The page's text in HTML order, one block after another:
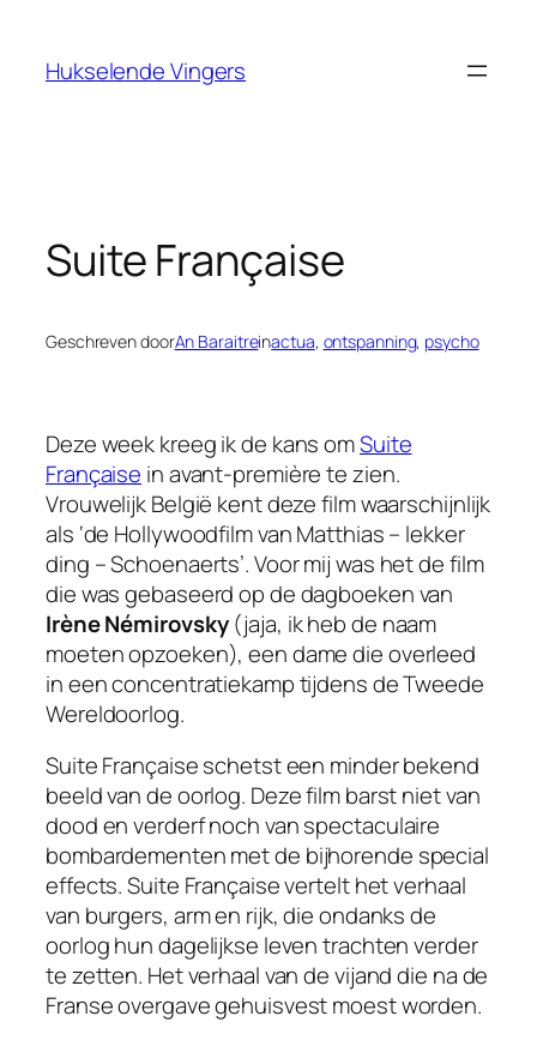
Hukselende Vingers
Suite Française
Geschreven doorAn Baraitreinactua, ontspanning, psycho
Deze week kreeg ik de kans omSuite
Française in avant-première te zien.
Vrouwelijk België kent deze film waarschijnlijk
als ‘de Hollywoodfilm van Matthias – lekker
ding – Schoenaerts’. Voor mij was het de film
die was gebaseerd op de dagboeken van
Irène Némirovsky(jaja, ik heb de naam
moeten opzoeken), een dame die overleed
in een concentratiekamp tijdens de Tweede
Wereldoorlog.
Suite Française schetst een minder bekend
beeld van de oorlog. Deze film barst niet van
dood en verderf noch van spectaculaire
bombardementen met de bijhorende special
effects. Suite Française vertelt het verhaal
van burgers, arm en rijk, die ondanks de
oorlog hun dagelijkse leven trachten verder
te zetten. Het verhaal van de vijand die na de
Franse overgave gehuisvest moest worden.